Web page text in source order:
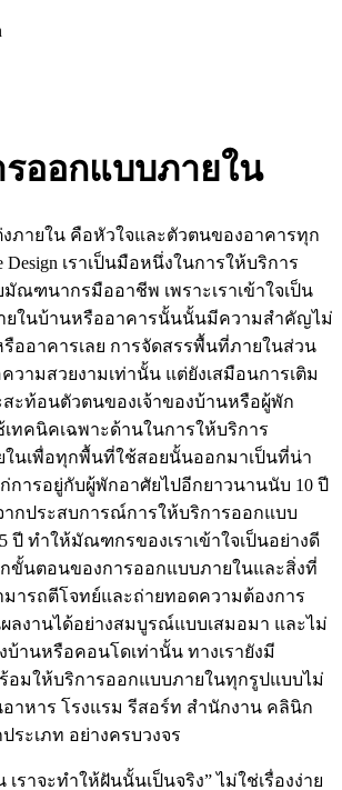
รออกแบบภายใน
ภายใน คือหัวใจและตัวตนของอาคารทุก
Design เราเป็นมือหนึ่งในการให้บริการ
ณฑนากรมืออาชีพ เพราะเราเข้าใจเป็น
ยในบ้านหรืออาคารนั้นนั้นมีความสำคัญไม่
ออาคารเลย การจัดสรรพื้นที่ภายในส่วน
ความสวยงามเท่านั้น แต่ยังเสมือนการเติม
ะท้อนตัวตนของเจ้าของบ้านหรือผู้พัก
ทคนิคเฉพาะด้านในการให้บริการ
ในเพื่อทุกพื้นที่ใช้สอยนั้นออกมาเป็นที่น่า
การอยู่กับผู้พักอาศัยไปอีกยาวนานนับ 10 ปี
ากประสบการณ์การให้บริการออกแบบ
ปี ทำให้มัณฑกรของเราเข้าใจเป็นอย่างดี
ขั้นตอนของการออกแบบภายในและสิ่งที่
มารถตีโจทย์และถ่ายทอดความต้องการ
ลงานได้อย่างสมบูรณ์แบบเสมอมา และไม่
บ้านหรือคอนโดเท่านั้น ทางเรายังมี
มให้บริการออกแบบภายในทุกรูปแบบไม่
อาหาร โรงแรม รีสอร์ท สำนักงาน คลินิก
ระเภท อย่างครบวงจร
ราจะทำให้ฝันนั้นเป็นจริง” ไม่ใช่เรื่องง่าย